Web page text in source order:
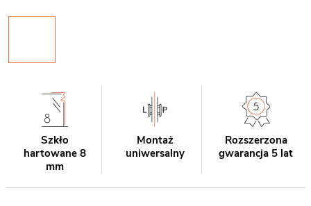
Szkło
hartowane 8
mm
Montaż
uniwersalny
Rozszerzona
gwarancja 5 lat